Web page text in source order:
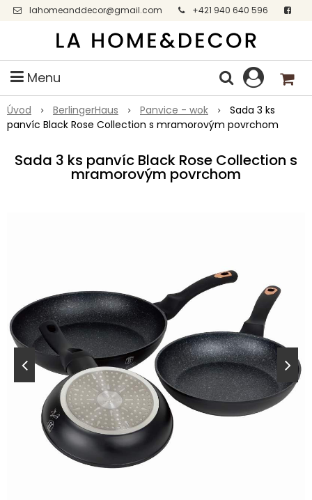
lahomeanddecor@gmail.com
+421 940 640 596
Facebook
Menu
Úvod BerlingerHaus Panvice - wok
Sada 3 ks
panvíc Black Rose Collection s mramorovým povrchom
Sada 3 ks panvíc Black Rose Collection s
mramorovým povrchom